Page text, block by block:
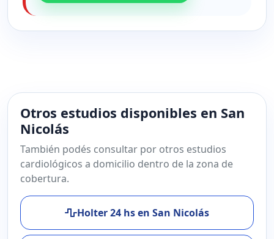
Otros estudios disponibles en San
Nicolás
También podés consultar por otros estudios
cardiológicos a domicilio dentro de la zona de
cobertura.
Holter 24 hs en San Nicolás